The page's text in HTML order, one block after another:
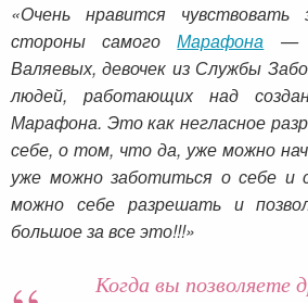
«Очень нравится
стороны самогоМарафона —
Валяевых, девочек из Службы
людей, работающих над
Марафона. Это как негласное
себе, о том, что да, уже можно
уже можно заботиться о себе и
можно себе разрешать и
большое за все это!!!»
Когда вы позволяете